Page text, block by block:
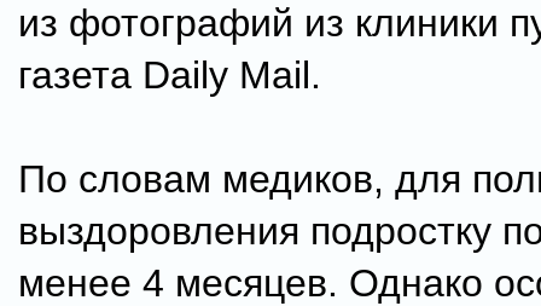
из фотографий из клиники
газета Daily Mail.
По словам медиков, для
выздоровления подростку
менее 4 месяцев. Однако